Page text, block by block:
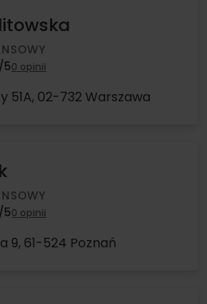
50 opinii
51A, 02-732 Warszawa
50 opinii
9, 61-524 Poznań